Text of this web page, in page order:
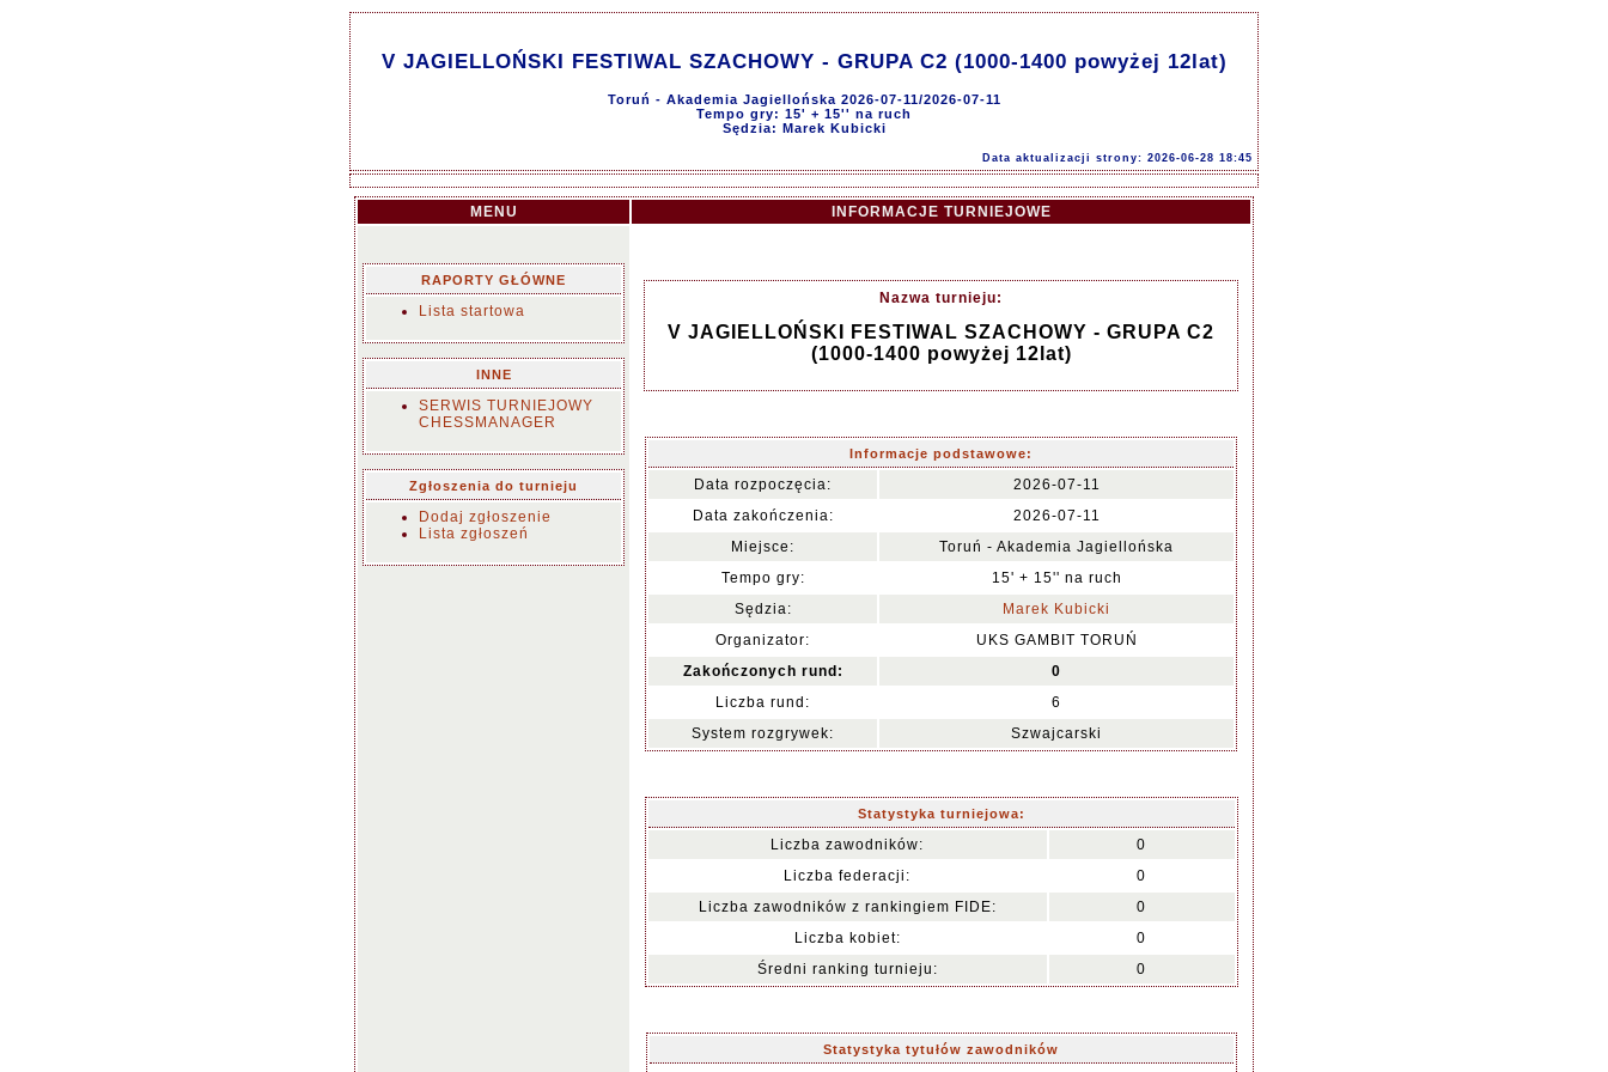
V JAGIELLOŃSKI FESTIWAL SZACHOWY - GRUPA C2 (1000-1400 powyżej 12lat)
Toruń - Akademia Jagiellońska 2026-07-11/2026-07-11
Tempo gry: 15' + 15'' na ruch
Sędzia: Marek Kubicki
Data aktualizacji strony: 2026-06-28 18:45
MENU INFORMACJE TURNIEJOWE
RAPORTY GŁÓWNE
Lista startowa
INNE
SERWIS TURNIEJOWY
CHESSMANAGER
Zgłoszenia do turnieju
Dodaj zgłoszenie
Lista zgłoszeń
Nazwa turnieju:
V JAGIELLOŃSKI FESTIWAL SZACHOWY - GRUPA C2
(1000-1400 powyżej 12lat)
Informacje podstawowe:
Data rozpoczęcia:
2026-07-11
Data zakończenia:
2026-07-11
Miejsce:
Toruń - Akademia Jagiellońska
Tempo gry:
15' + 15'' na ruch
Sędzia:
Marek Kubicki
Organizator:
UKS GAMBIT TORUŃ
Zakończonych rund:
0
Liczba rund:
6
System rozgrywek:
Szwajcarski
Statystyka turniejowa:
Liczba zawodników:
0
Liczba federacji:
0
Liczba zawodników z rankingiem FIDE:
0
Liczba kobiet:
0
Średni ranking turnieju:
0
Statystyka tytułów zawodników